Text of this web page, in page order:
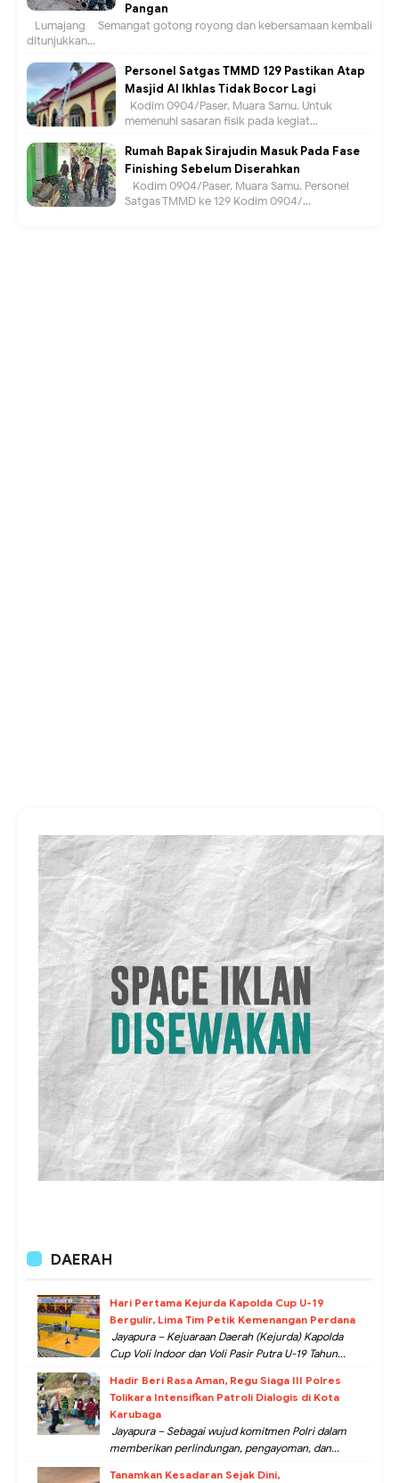
Pangan
Lumajang – Semangat gotong royong dan kebersamaan kembali
ditunjukkan...
Personel Satgas TMMD 129 Pastikan Atap
Masjid Al Ikhlas Tidak Bocor Lagi
Kodim 0904/Paser, Muara Samu. Untuk
memenuhi sasaran fisik pada kegiat...
Rumah Bapak Sirajudin Masuk Pada Fase
Finishing Sebelum Diserahkan
Kodim 0904/Paser, Muara Samu. Personel
Satgas TMMD ke 129 Kodim 0904/...
DAERAH
Hari Pertama Kejurda Kapolda Cup U-19
Bergulir, Lima Tim Petik Kemenangan Perdana
Jayapura – Kejuaraan Daerah (Kejurda) Kapolda
Cup Voli Indoor dan Voli Pasir Putra U-19 Tahun...
Hadir Beri Rasa Aman, Regu Siaga III Polres
Tolikara Intensifkan Patroli Dialogis di Kota
Karubaga
Jayapura – Sebagai wujud komitmen Polri dalam
memberikan perlindungan, pengayoman, dan...
Tanamkan Kesadaran Sejak Dini,